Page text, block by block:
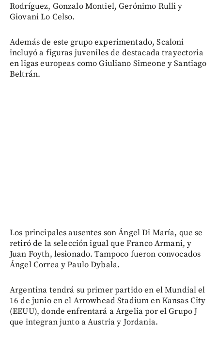
Rodríguez, Gonzalo Montiel, Gerónimo Rulli y
Giovani Lo Celso.
Además de este grupo experimentado, Scaloni
incluyó a figuras juveniles de destacada trayectoria
en ligas europeas como Giuliano Simeone y Santiago
Beltrán.
Los principales ausentes son Ángel Di María, que se
retiró de la selección igual que Franco Armani, y
Juan Foyth, lesionado. Tampoco fueron convocados
Ángel Correa y Paulo Dybala.
Argentina tendrá su primer partido en el Mundial el
16 de junio en el Arrowhead Stadium en Kansas City
(EEUU), donde enfrentará a Argelia por el Grupo J
que integran junto a Austria y Jordania.